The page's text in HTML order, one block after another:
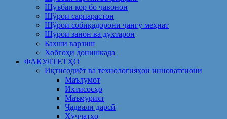
Шӯъбаи кор бо ҷавонон
Шўрои сарпарастон
Шўрои собиқадорони ҷангу меҳнат
Шӯрои занон ва духтарон
Бахши варзиш
Хобгоҳи донишкада
ФАКУЛТЕТҲО
Иқтисодиёт ва технологияҳои инноватсионӣ
Маълумот
Ихтисосҳо
Маъмурият
Ҷадвали дарсӣ
Ҳуҷҷатҳо